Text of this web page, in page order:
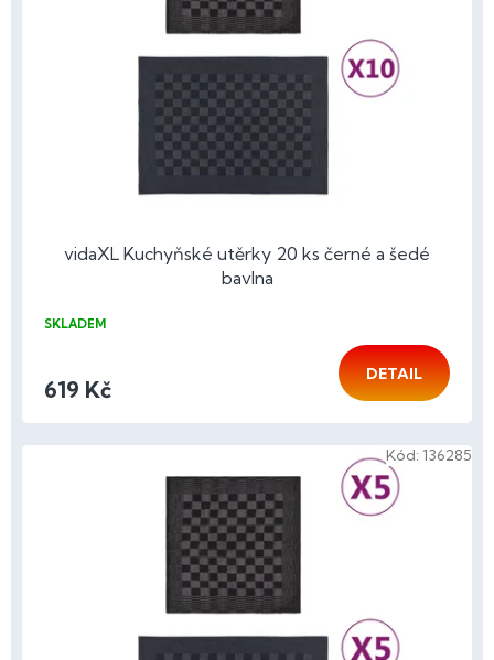
vidaXL Kuchyňské utěrky 20 ks černé a šedé
bavlna
SKLADEM
619 Kč
DETAIL
Kód: 136285